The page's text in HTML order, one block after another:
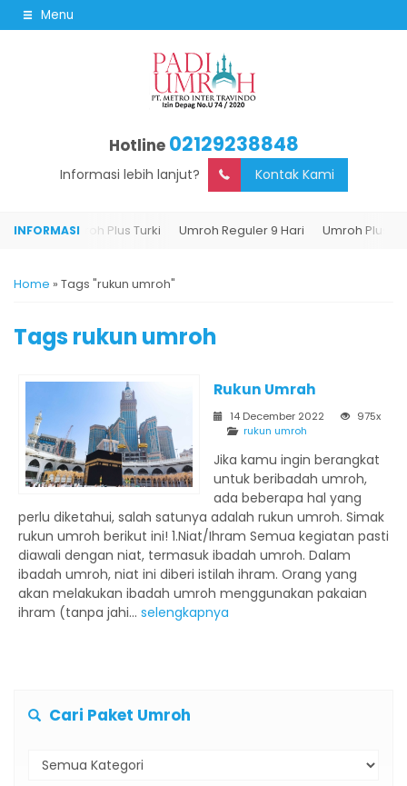
Menu
Hotline 02129238848
Informasi lebih lanjut? Kontak Kami
Hari Umroh Plus Turki Umroh Reguler 9 Hari Umroh Plus Turki
Home » Tags "rukun umroh"
Tags rukun umroh
Rukun Umrah
14 December 2022
975x
rukun umroh
Jika kamu ingin berangkat
untuk beribadah umroh,
ada beberapa hal yang
perlu diketahui, salah satunya adalah rukun umroh. Simak
rukun umroh berikut ini! 1.Niat/Ihram Semua kegiatan pasti
diawali dengan niat, termasuk ibadah umroh. Dalam
ibadah umroh, niat ini diberi istilah ihram. Orang yang
akan melakukan ibadah umroh menggunakan pakaian
ihram (tanpa jahi... selengkapnya
Cari Paket Umroh